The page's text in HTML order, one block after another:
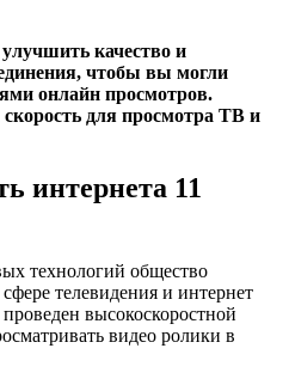
качество и
чтобы вы могли
онлайн просмотров.
для просмотра ТВ и
интернета 11
технологий общество
телевидения и интернет
высокоскоростной
видео ролики в